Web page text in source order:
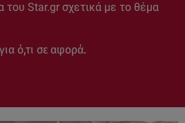
του Star.gr σχετικά με το θέμα
ό,τι σε αφορά.